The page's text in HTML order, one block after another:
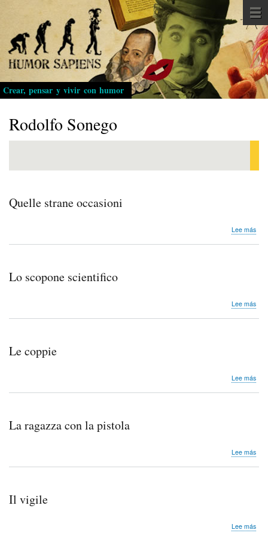
Pasar
al
contenido
principal
Crear, pensar y vivir con humor
Rodolfo Sonego
Quelle strane occasioni
Lee más
Lo scopone scientifico
Lee más
Le coppie
Lee más
La ragazza con la pistola
Lee más
Il vigile
Lee más